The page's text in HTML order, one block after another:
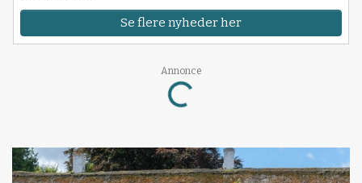
Se flere nyheder her
Annonce
Loading...